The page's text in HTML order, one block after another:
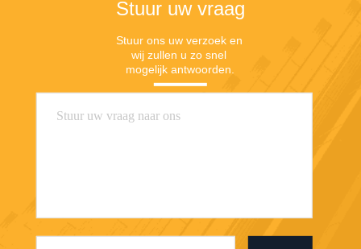
Stuur uw vraag
Stuur ons uw verzoek en
wij zullen u zo snel
mogelijk antwoorden.